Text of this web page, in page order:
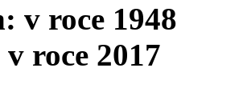
v roce 1948
roce 2017